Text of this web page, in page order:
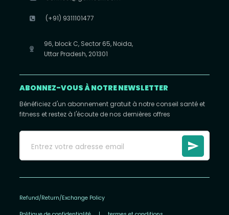
(+91) 9311101477
96, block C, Sector 65, Noida,
Uttar Pradesh, 201301
ABONNEZ-VOUS À NOTRE NEWSLETTER
Bénéficiez d'un abonnement gratuit à notre conseil santé et
fitness et restez à l'écoute de nos dernières offres
Refund/Return/Exchange Policy